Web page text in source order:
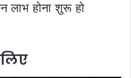
होना शुरू हो